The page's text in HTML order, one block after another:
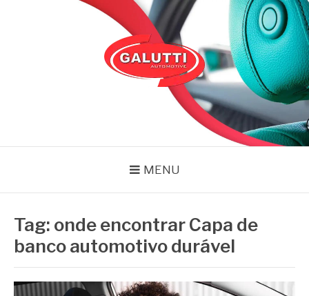
MENU
Tag: onde encontrar Capa de
banco automotivo durável